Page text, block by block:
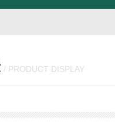
/ PRODUCT DISPLAY